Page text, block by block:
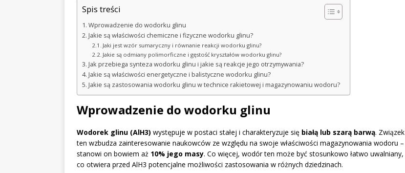
Spis treści
Wprowadzenie do wodorku glinu
Jakie są właściwości chemiczne i fizyczne wodorku glinu?
Jaki jest wzór sumaryczny i równanie reakcji wodorku glinu?
Jakie są odmiany polimorficzne i gęstość kryształów wodorku glinu?
Jak przebiega synteza wodorku glinu i jakie są reakcje jego otrzymywania?
Jakie są właściwości energetyczne i balistyczne wodorku glinu?
Jakie są zastosowania wodorku glinu w technice rakietowej i magazynowaniu wodoru?
Wprowadzenie do wodorku glinu
Wodorek glinu (AlH3) występuje w postaci stałej i charakteryzuje się białą lub szarą barwą. Związek
ten wzbudza zainteresowanie naukowców ze względu na swoje właściwości magazynowania wodoru –
stanowi on bowiem aż 10% jego masy. Co więcej, wodór ten może być stosunkowo łatwo uwalniany,
co otwiera przed AlH3 potencjalne możliwości zastosowania w różnych dziedzinach.